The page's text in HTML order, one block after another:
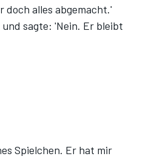
doch alles abgemacht.'
sagte: 'Nein. Er bleibt
Spielchen. Er hat mir